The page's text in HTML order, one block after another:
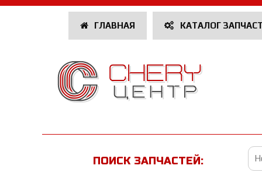
ГЛАВНАЯ КАТАЛОГ
ПОИСК ЗАПЧАСТЕЙ: